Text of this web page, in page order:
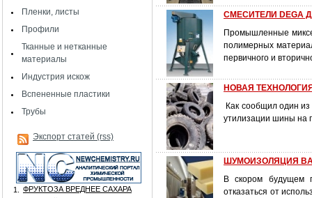
Пленки, листы
Профили
Тканные и нетканные
материалы
Индустрия искож
Вспененные пластики
Трубы
Экспорт статей (rss)
1.
ФРУКТОЗА ВРЕДНЕЕ САХАРА
СМЕСИТЕЛИ DEGA
Промышленные
полимерных
первичного и
НОВАЯ
Как сообщил один
утилизации шины на
ШУМОИЗОЛЯЦИЯ
В скором будущем
отказаться от